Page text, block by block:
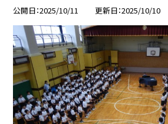
公開日 2025/10/11 更新日 2025/10/10